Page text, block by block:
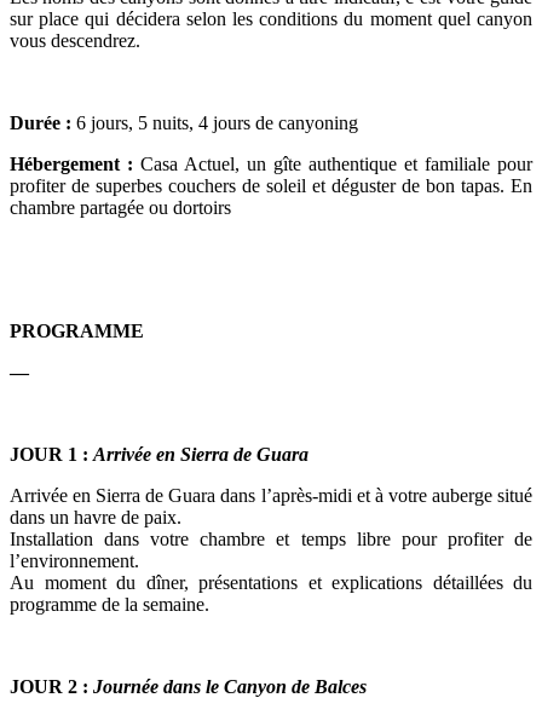
sur place qui décidera selon les conditions du moment quel canyon
vous descendrez.
Durée : 6 jours, 5 nuits, 4 jours de canyoning
Hébergement : Casa Actuel, un gîte authentique et familiale pour
profiter de superbes couchers de soleil et déguster de bon tapas. En
chambre partagée ou dortoirs
PROGRAMME
—
JOUR 1 : Arrivée en Sierra de Guara
Arrivée en Sierra de Guara dans l’après-midi et à votre auberge situé
dans un havre de paix.
Installation dans votre chambre et temps libre pour profiter de
l’environnement.
Au moment du dîner, présentations et explications détaillées du
programme de la semaine.
JOUR 2 : Journée dans le Canyon de Balces